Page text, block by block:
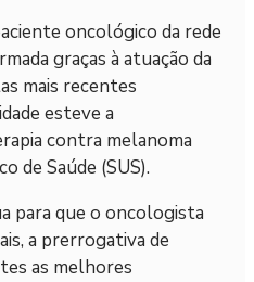
oncológico da rede
graças à atuação da
mais recentes
esteve a
contra melanoma
de Saúde (SUS).
para que o oncologista
a prerrogativa de
as melhores